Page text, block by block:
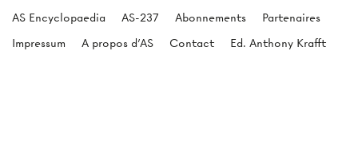
AS Encyclopaedia AS-237 Abonnements
Partenaires
Impressum
A propos d'AS Contact Ed. Anthony Krafft